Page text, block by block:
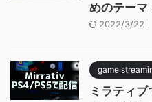
めのテーマ
2022/3/22
game
ミラティ